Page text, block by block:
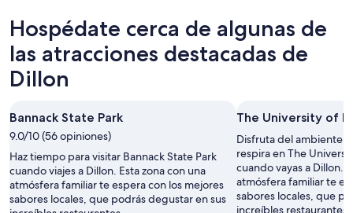
Hospédate cerca de algunas de
las atracciones destacadas de
Dillon
Bannack State Park
9.0/10 (56 opiniones)
Haz tiempo para visitar Bannack State Park
cuando viajes a Dillon. Esta zona con una
atmósfera familiar te espera con los mejores
sabores locales, que podrás degustar en sus
The University of
Disfruta del ambiente
respira en The
cuando vayas a Dillon.
atmósfera familiar te
sabores locales, que
increíbles restaurantes.